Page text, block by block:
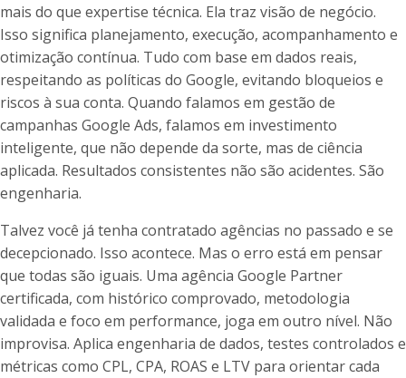
mais do que expertise técnica. Ela traz visão de negócio.
Isso significa planejamento, execução, acompanhamento e
otimização contínua. Tudo com base em dados reais,
respeitando as políticas do Google, evitando bloqueios e
riscos à sua conta. Quando falamos em gestão de
campanhas Google Ads, falamos em investimento
inteligente, que não depende da sorte, mas de ciência
aplicada. Resultados consistentes não são acidentes. São
engenharia.
Talvez você já tenha contratado agências no passado e se
decepcionado. Isso acontece. Mas o erro está em pensar
que todas são iguais. Uma agência Google Partner
certificada, com histórico comprovado, metodologia
validada e foco em performance, joga em outro nível. Não
improvisa. Aplica engenharia de dados, testes controlados e
métricas como CPL, CPA, ROAS e LTV para orientar cada